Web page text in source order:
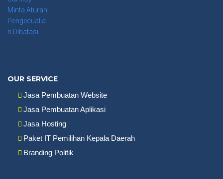
OUR SERVICE
Jasa Pembuatan Website
Jasa Pembuatan Aplikasi
Jasa Hosting
Paket IT Pemilihan Kepala Daerah
Branding Politik